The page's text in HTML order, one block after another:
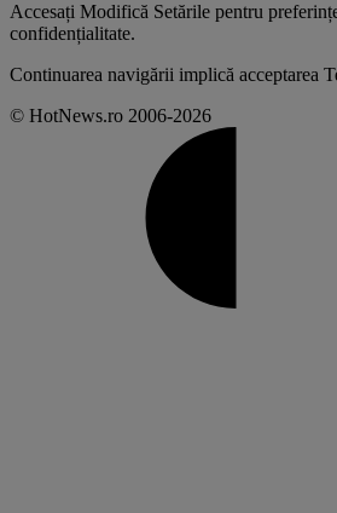
Accesați Modifică Setările pentru
confidențialitate.
Continuarea navigării implică acceptarea
© HotNews.ro 2006-2026